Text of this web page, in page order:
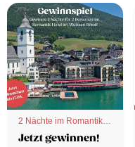
2 Nächte im Romantik
Hotel
Jetzt gewinnen!